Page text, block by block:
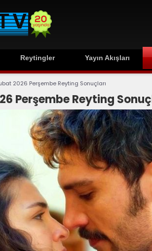
Reytingler Yayın Akışları
2026 Perşembe Reyting Sonuçları
Perşembe Reyting